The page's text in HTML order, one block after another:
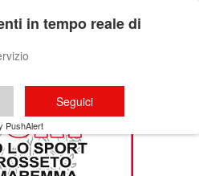
in tempo reale di
Seguici
PushAlert